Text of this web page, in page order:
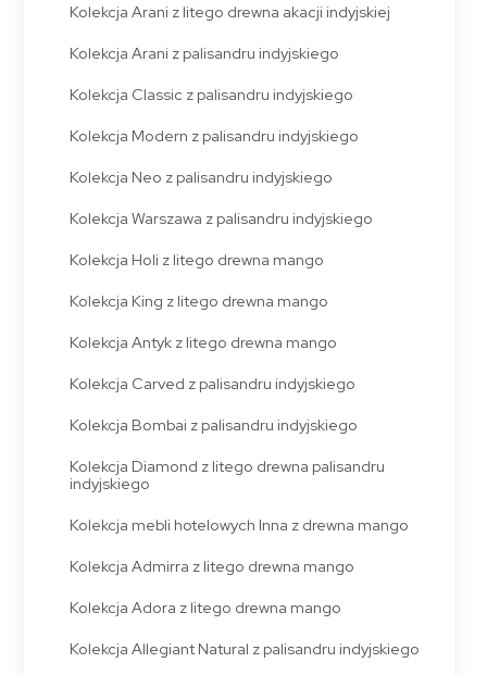
Kolekcja Arani z litego drewna akacji indyjskiej
Kolekcja Arani z palisandru indyjskiego
Kolekcja Classic z palisandru indyjskiego
Kolekcja Modern z palisandru indyjskiego
Kolekcja Neo z palisandru indyjskiego
Kolekcja Warszawa z palisandru indyjskiego
Kolekcja Holi z litego drewna mango
Kolekcja King z litego drewna mango
Kolekcja Antyk z litego drewna mango
Kolekcja Carved z palisandru indyjskiego
Kolekcja Bombai z palisandru indyjskiego
Kolekcja Diamond z litego drewna palisandru
indyjskiego
Kolekcja mebli hotelowych Inna z drewna mango
Kolekcja Admirra z litego drewna mango
Kolekcja Adora z litego drewna mango
Kolekcja Allegiant Natural z palisandru indyjskiego